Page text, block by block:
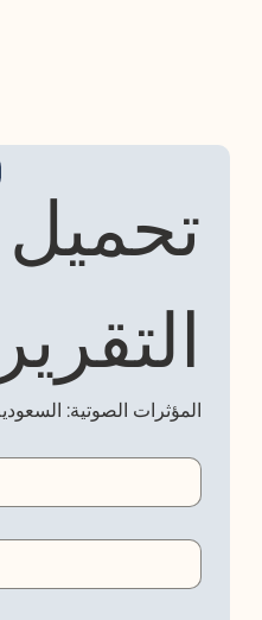
التقرير
المؤثرات الصوتية: